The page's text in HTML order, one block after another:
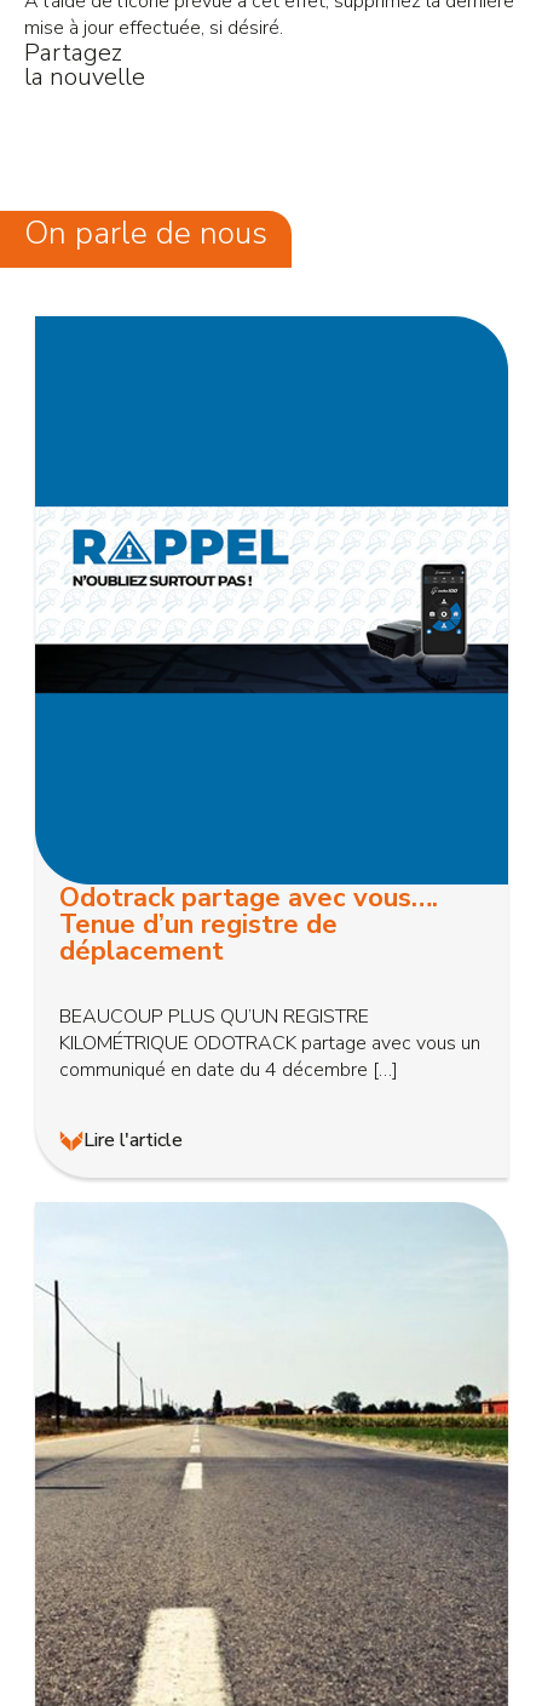
mise à jour effectuée, si désiré.
Partagez
la nouvelle
On parle de nous
Odotrack partage avec vous….
Tenue d’un registre de
déplacement
BEAUCOUP PLUS QU’UN REGISTRE
KILOMÉTRIQUE ODOTRACK partage avec vous un
communiqué en date du 4 décembre […]
Lire l'article